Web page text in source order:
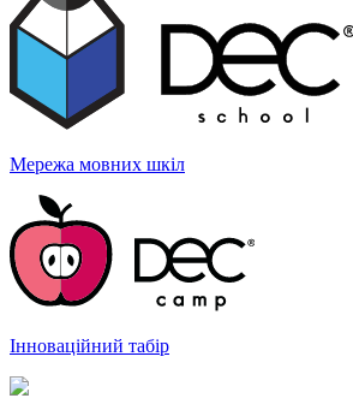
Мережа мовних шкіл
Інноваційний табір